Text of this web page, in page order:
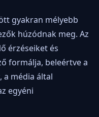
gyakran mélyebb
húzódnak meg. Az
érzéseiket és
formálja, beleértve a
a média által
egyéni